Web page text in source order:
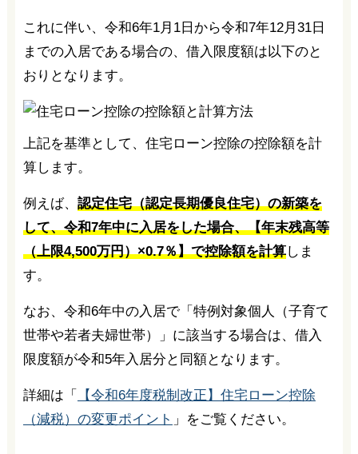
これに伴い、令和6年1月1日から令和7年12月31日
までの入居である場合の、借入限度額は以下のと
おりとなります。
上記を基準として、住宅ローン控除の控除額を計
算します。
例えば、 認定住宅（認定長期優良住宅）の新築を
して、令和7年中に入居をした場合、【年末残高等
（上限4,500万円）×0.7％】で控除額を計算しま
す。
なお、令和6年中の入居で「特例対象個人（子育て
世帯や若者夫婦世帯）」に該当する場合は、借入
限度額が令和5年入居分と同額となります。
詳細は「
【令和6年度税制改正】住宅ローン控除
（減税）の変更ポイント 」をご覧ください。